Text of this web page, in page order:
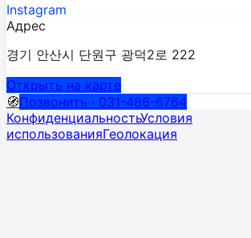
Instagram
Адрес
경기 안산시 단원구 광덕2로 222
Открыть на карте
🧭Позвонить · 031-486-6764
КонфиденциальностьУсловия
использованияГеолокация